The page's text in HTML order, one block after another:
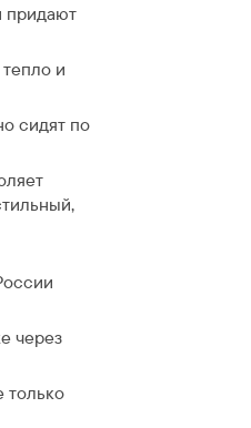
придают
и
сидят по
через
только